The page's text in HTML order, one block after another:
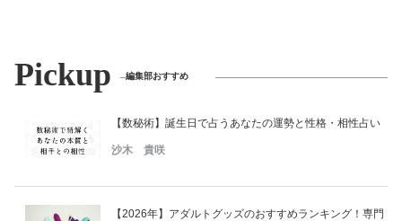
Pickup 編集部おすすめ
【数秘術】誕生日で占うあなたの運勢と性格・相性占い
沙木 貴咲
【2026年】アダルトグッズのおすすめランキング！専門